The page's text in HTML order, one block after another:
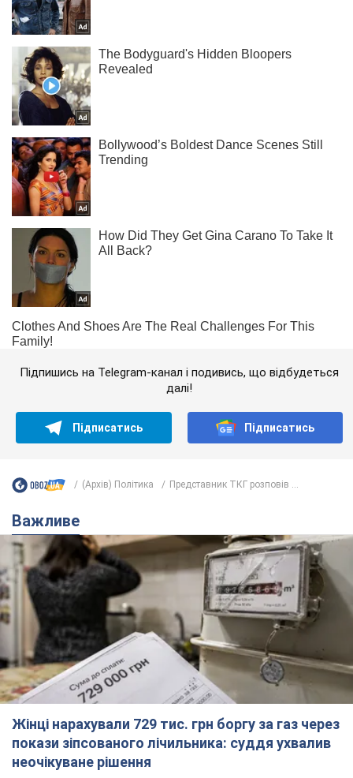
Підпишись на Telegram-канал і подивись, що відбудеться
далі!
Підписатись Підписатись
(Архів) Політика Представник ТКГ розповів ...
Важливе
Жінці нарахували 729 тис. грн боргу за газ через
покази зіпсованого лічильника: суддя ухвалив
неочікуване рішення